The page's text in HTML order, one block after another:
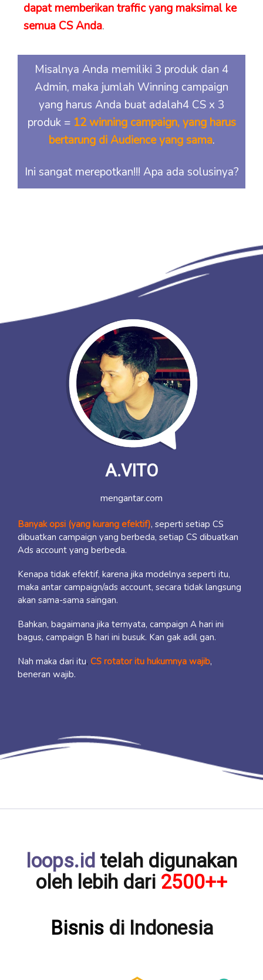
dapat memberikan traffic yang maksimal ke
semua CS Anda.
Misalnya Anda memiliki 3 produk dan 4
Admin, maka jumlah Winning campaign
yang harus Anda buat adalah4 CS x 3
produk = 12 winning campaign, yang harus
bertarung di Audience yang sama.
Ini sangat merepotkan!!! Apa ada solusinya?
A.VITO
mengantar.com
Banyak opsi (yang kurang efektif), seperti setiap CS
dibuatkan campaign yang berbeda, setiap CS dibuatkan
Ads account yang berbeda.
Kenapa tidak efektif, karena jika modelnya seperti itu,
maka antar campaign/ads account, secara tidak langsung
akan sama-sama saingan.
Bahkan, bagaimana jika ternyata, campaign A hari ini
bagus, campaign B hari ini busuk. Kan gak adil gan.
Nah maka dari itu, CS rotator itu hukumnya wajib,
beneran wajib.
loops.id telah digunakan
oleh lebih dari 2500++
Bisnisdi Indonesia